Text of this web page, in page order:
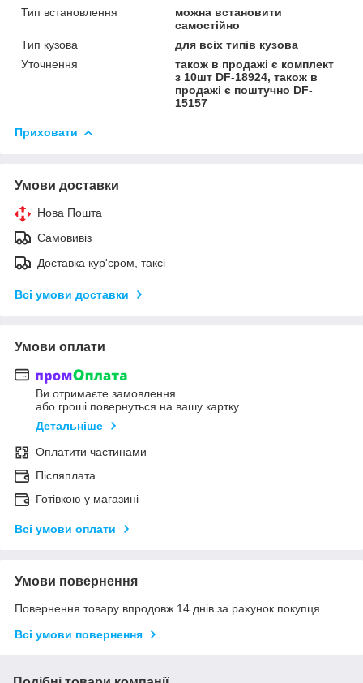
Тип встановлення
можна встановити
самостійно
Тип кузова
для всіх типів кузова
Уточнення
також в продажі є комплект
з 10шт DF-18924, також в
продажі є поштучно DF-
15157
Приховати
Умови доставки
Нова Пошта
Самовивіз
Доставка кур'єром, таксі
Всі умови доставки
Умови оплати
Ви отримаєте замовлення
або гроші повернуться на вашу картку
Детальніше
Оплатити частинами
Післяплата
Готівкою у магазині
Всі умови оплати
Умови повернення
Повернення товару впродовж 14 днів за рахунок покупця
Всі умови повернення